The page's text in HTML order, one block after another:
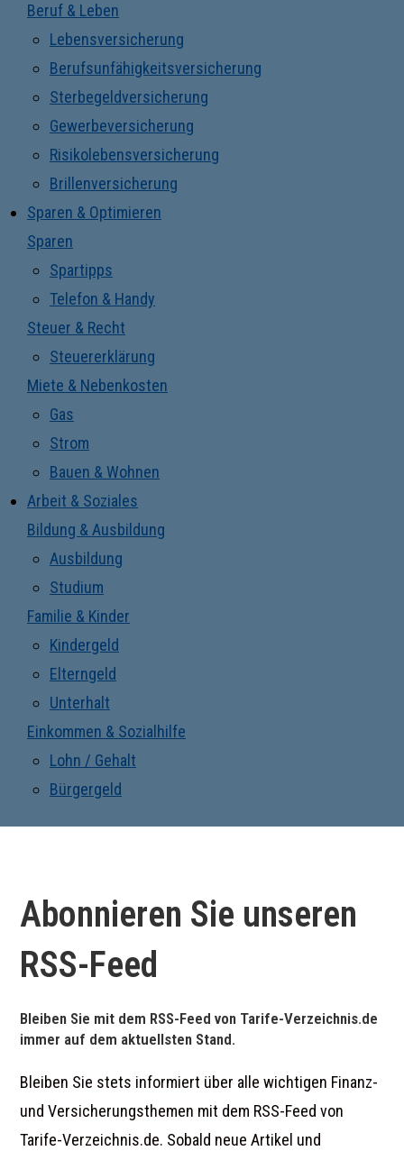
Beruf & Leben
Lebensversicherung
Berufsunfähigkeitsversicherung
Sterbegeldversicherung
Gewerbeversicherung
Risikolebensversicherung
Brillenversicherung
Sparen & Optimieren
Sparen
Spartipps
Telefon & Handy
Steuer & Recht
Steuererklärung
Miete & Nebenkosten
Gas
Strom
Bauen & Wohnen
Arbeit & Soziales
Bildung & Ausbildung
Ausbildung
Studium
Familie & Kinder
Kindergeld
Elterngeld
Unterhalt
Einkommen & Sozialhilfe
Lohn / Gehalt
Bürgergeld
Abonnieren Sie unseren
RSS-Feed
Bleiben Sie mit dem RSS-Feed von Tarife-Verzeichnis.de
immer auf dem aktuellsten Stand.
Bleiben Sie stets informiert über alle wichtigen Finanz-
und Versicherungsthemen mit dem RSS-Feed von
Tarife-Verzeichnis.de. Sobald neue Artikel und